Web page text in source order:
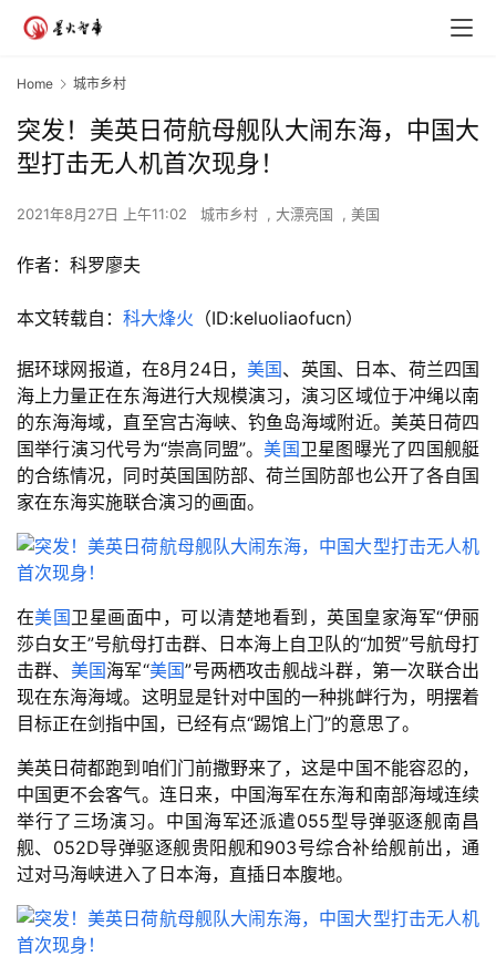
Home 城市乡村
突发！美英日荷航母舰队大闹东海，中国大
型打击无人机首次现身！
2021年8月27日 上午11:02 城市乡村 , 大漂亮国 , 美国
作者：科罗廖夫
本文转载自： 科大烽火 （ID:keluoliaofucn）
据环球网报道，在8月24日，美国、英国、日本、荷兰四国
海上力量正在东海进行大规模演习，演习区域位于冲绳以南
的东海海域，直至宫古海峡、钓鱼岛海域附近。美英日荷四
国举行演习代号为“崇高同盟”。美国卫星图曝光了四国舰艇
的合练情况，同时英国国防部、荷兰国防部也公开了各自国
家在东海实施联合演习的画面。
在美国卫星画面中，可以清楚地看到，英国皇家海军“伊丽
莎白女王”号航母打击群、日本海上自卫队的“加贺”号航母打
击群、 美国海军“美国”号两栖攻击舰战斗群，第一次联合出
现在东海海域。这明显是针对中国的一种挑衅行为，明摆着
目标正在剑指中国，已经有点“踢馆上门”的意思了。
美英日荷都跑到咱们门前撒野来了，这是中国不能容忍的，
中国更不会客气。连日来，中国海军在东海和南部海域连续
举行了三场演习。中国海军还派遣055型导弹驱逐舰南昌
舰、052D导弹驱逐舰贵阳舰和903号综合补给舰前出，通
过对马海峡进入了日本海，直插日本腹地。